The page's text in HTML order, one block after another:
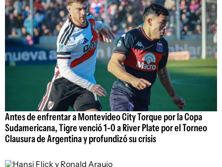
Antes de enfrentar a Montevideo City Torque por la Copa
Sudamericana, Tigre venció 1-0 a River Plate por el Torneo
Clausura de Argentina y profundizó su crisis